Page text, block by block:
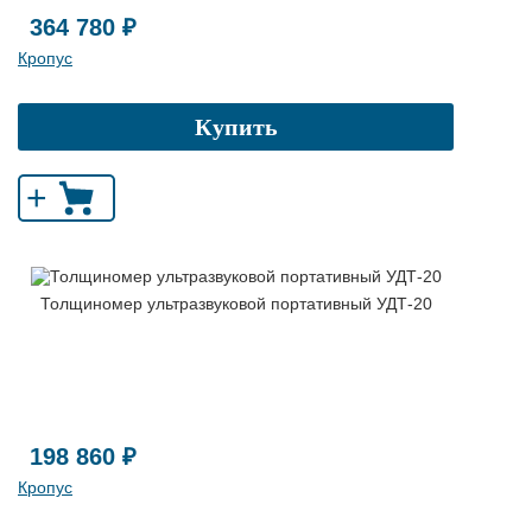
364 780 ₽
Кропус
Купить
+
Толщиномер ультразвуковой портативный УДТ-20
198 860 ₽
Кропус